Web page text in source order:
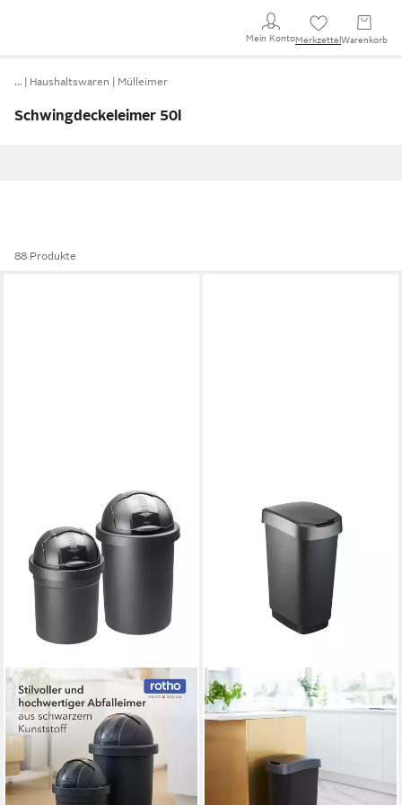
Mein KontoMerkzettel Warenkorb
… Haushaltswaren Mülleimer
Schwingdeckeleimer 50l
88 Produkte